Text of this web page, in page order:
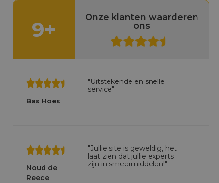
9+
Onze klanten waarderen
ons
Bas Hoes
"Uitstekende en snelle
service"
Noud de
Reede
"Jullie site is geweldig, het
laat zien dat jullie experts
zijn in smeermiddelen!"